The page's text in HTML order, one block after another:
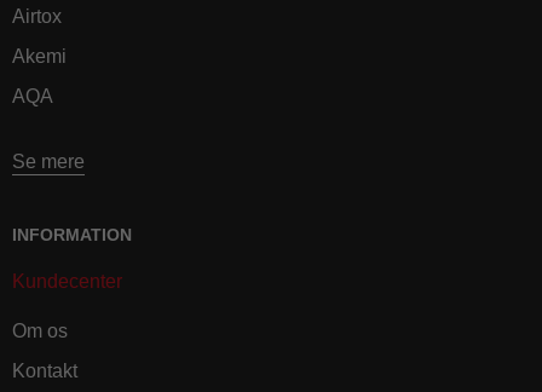
Airtox
Akemi
AQA
Se mere
INFORMATION
Kundecenter
Om os
Kontakt